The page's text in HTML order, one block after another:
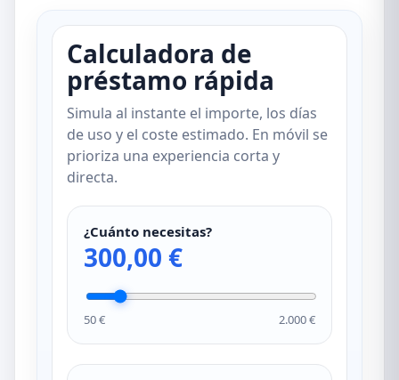
Calculadora de
préstamo rápida
Simula al instante el importe, los días
de uso y el coste estimado. En móvil se
prioriza una experiencia corta y
directa.
¿Cuánto necesitas?
300,00 €
50 € 2.000 €